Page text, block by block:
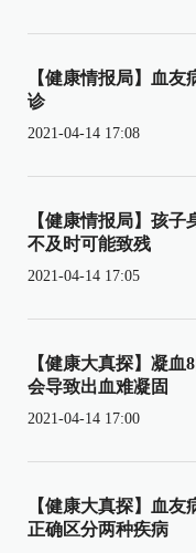
【健康情报局】血
诊
2021-04-14 17:08
【健康情报局】孩
不及时可能致残
2021-04-14 17:05
【健康大真探】凝
会导致出血难凝固
2021-04-14 17:00
【健康大真探】血
正确区分两种疾病